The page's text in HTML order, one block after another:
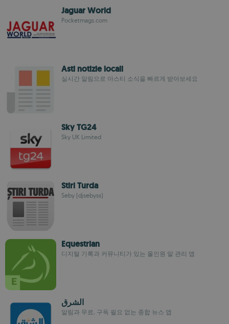
Jaguar World
Pocketmags.com
Asti notizie locali
실시간 알림으로 아스티 소식을 빠르게 받아보세요
Sky TG24
Sky UK Limited
Stiri Turda
Seby (djsebyss)
Equestrian
디지털 기록과 커뮤니티가 있는 올인원 말 관리 앱
الشرق
알림과 무료, 구독 필요 없는 종합 뉴스 앱